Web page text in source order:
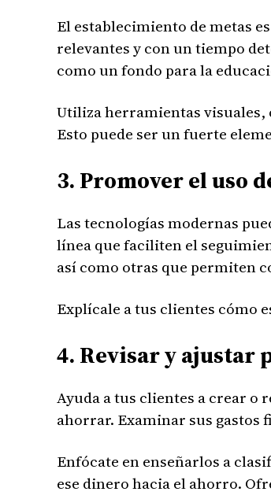
El establecimiento de metas
relevantes y con un tiempo
como un fondo para la
Utiliza herramientas visuales,
Esto puede ser un fuerte
3. Promover el uso
Las tecnologías modernas
línea que faciliten el
así como otras que permiten
Explícale a tus clientes cómo
4. Revisar y ajustar
Ayuda a tus clientes a crear o
ahorrar. Examinar sus gastos
Enfócate en enseñarlos a
ese dinero hacia el ahorro.